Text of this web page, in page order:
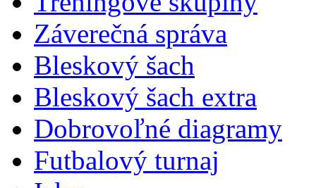
Záverečná správa
Bleskový šach
Bleskový šach extra
Dobrovoľné diagramy
Futbalový turnaj